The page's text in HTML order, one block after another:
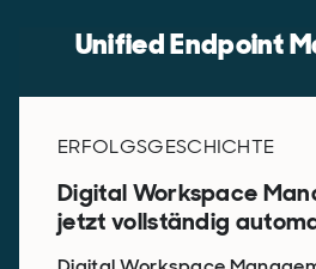
Unified Endpoint
ERFOLGSGESCHICHTE
Digital Workspace
jetzt vollständig